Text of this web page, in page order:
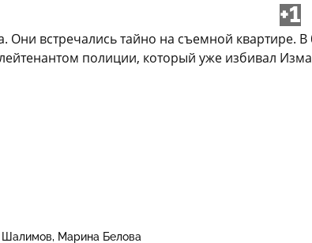
+1
встречались тайно на съемной квартире. В
полиции, который уже избивал
Марина Белова